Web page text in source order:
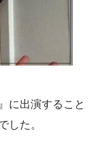
に出演すること
した。